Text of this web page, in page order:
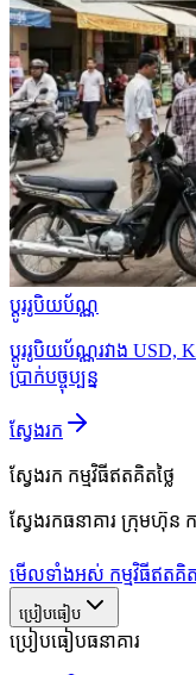
ប្ដូររូបិយប័ណ្ណ
ប្ដូររូបិយប័ណ្ណរវាង USD,
ប្រាក់បច្ចុប្បន្ន
ស្វែងរក
ស្វែងរក កម្មវិធីឥតគិតថ្លៃ
ស្វែងរកធនាគារ ក្រុមហ៊ុន
មើលទាំងអស់ កម្មវិធីឥតគិត
ប្រៀបធៀប
ប្រៀបធៀបធនាគារ